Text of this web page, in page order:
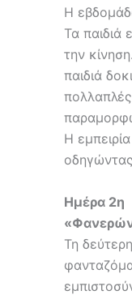
Η
Τα παιδιά
την
παιδιά
Η
Ημέρα 2η
Τη